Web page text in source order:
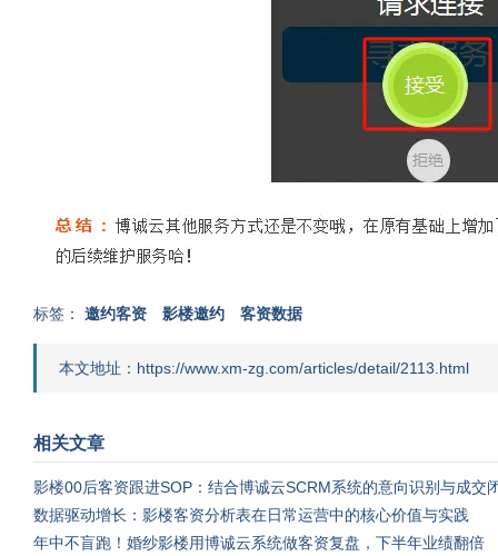
标签： 邀约客资 影楼邀约 客资数据
本文地址：https://www.xm-zg.com/articles/detail/2113.html
相关文章
影楼00后客资跟进SOP：结合博诚云SCRM系统的意向识别与成交
数据驱动增长：影楼客资分析表在日常运营中的核心价值与实践
年中不盲跑！婚纱影楼用博诚云系统做客资复盘，下半年业绩翻倍